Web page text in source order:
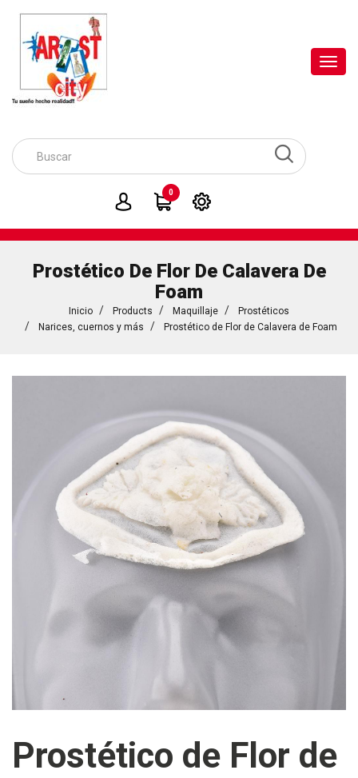
0
Prostético De Flor De Calavera De
Foam
Inicio Products Maquillaje
Prostéticos
Narices, cuernos y más
Prostético de Flor de Calavera de Foam
Prostético de Flor de